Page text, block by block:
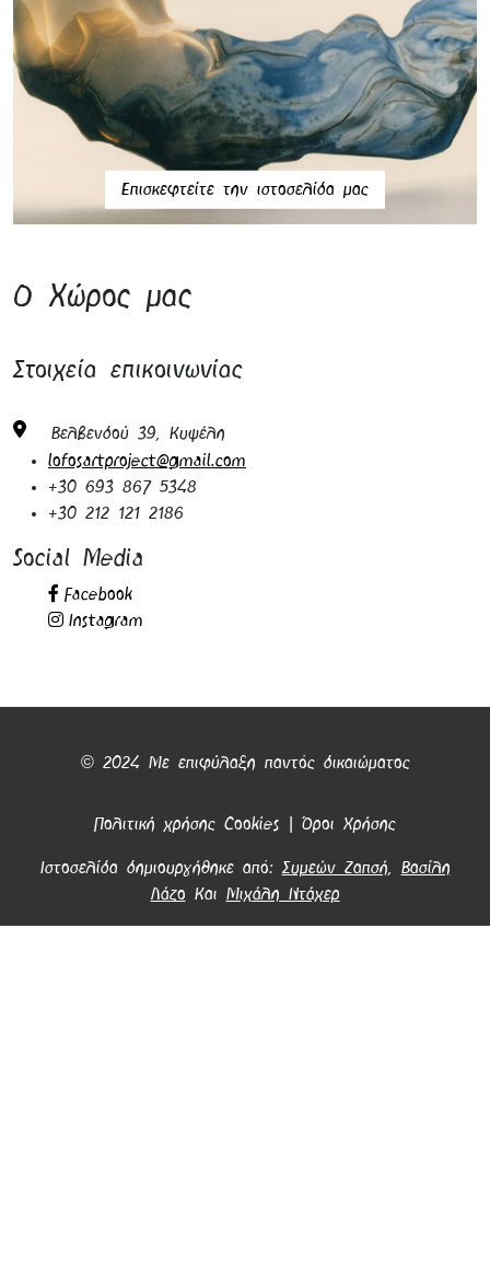
Επισκεφτείτε την ιστοσελίδα μας
O Xώρος μας
Λόφος art project
+
Στοιχεία επικοινωνίας
Βελβενδού 39, Κυψέλη
lofosartproject@gmail.com
+30 693 867 5348
+30 212 121 2186
Social Media
Facebook
Instagram
© 2024 Με επιφύλαξη παντός δικαιώματος
Πολιτική χρήσης Cookies Όροι Χρήσης
Ιστοσελίδα δημιουργήθηκε από: Συμεών Ζαπσή
Βασίλη
Λάζο Και Μιχάλη Ντάχερ